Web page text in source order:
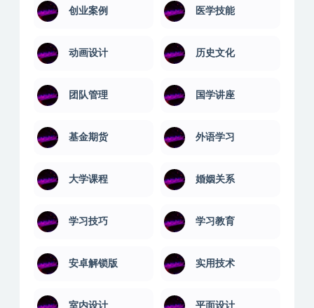
创业案例 医学技能
动画设计 历史文化
团队管理 国学讲座
基金期货 外语学习
大学课程 婚姻关系
学习技巧 学习教育
安卓解锁版 实用技术
室内设计 平面设计